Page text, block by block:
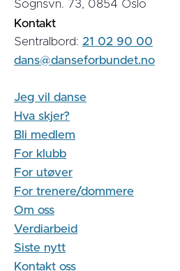
Sognsvn. 73, 0854 Oslo
Kontakt
Sentralbord: 21 02 90 00
dans@danseforbundet.no
Jeg vil danse
Hva skjer?
Bli medlem
For klubb
For utøver
For trenere/dommere
Om oss
Verdiarbeid
Siste nytt
Kontakt oss